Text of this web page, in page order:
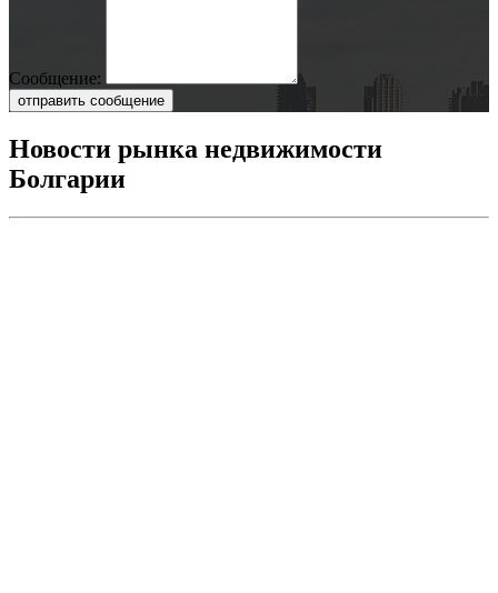
Сообщение:
отправить сообщение
Новости рынка недвижимости
Болгарии